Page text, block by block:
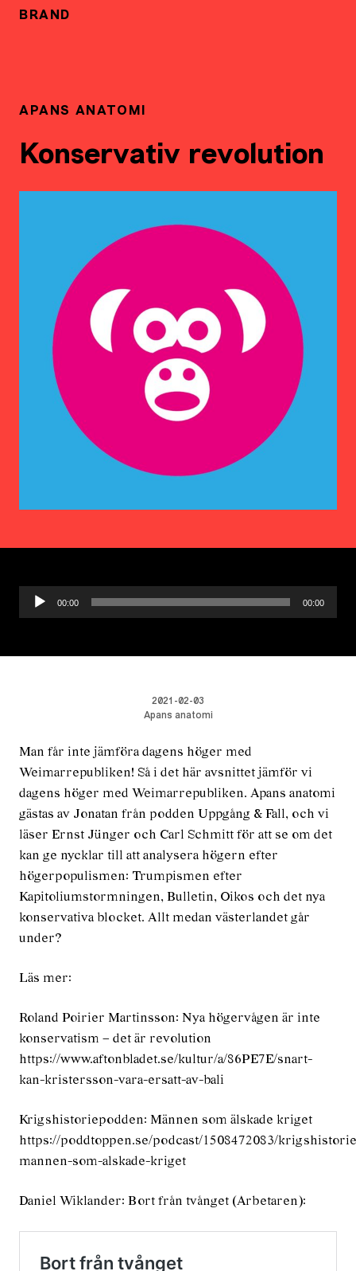
BRAND
APANS ANATOMI
Konservativ revolution
Ljudspelare
00:00 00:00
2021-02-03
Apans anatomi
Man får inte jämföra dagens höger med
Weimarrepubliken! Så i det här avsnittet jämför vi
dagens höger med Weimarrepubliken. Apans anatomi
gästas av Jonatan från podden Uppgång & Fall, och vi
läser Ernst Jünger och Carl Schmitt för att se om det
kan ge nycklar till att analysera högern efter
högerpopulismen: Trumpismen efter
Kapitoliumstormningen, Bulletin, Oikos och det nya
konservativa blocket. Allt medan västerlandet går
under?
Läs mer:
Roland Poirier Martinsson: Nya högervågen är inte
konservatism – det är revolution
https://www.aftonbladet.se/kultur/a/86PE7E/snart-
kan-kristersson-vara-ersatt-av-bali
Krigshistoriepodden: Männen som älskade kriget
https://poddtoppen.se/podcast/1508472083/
mannen-som-alskade-kriget
Daniel Wiklander: Bort från tvånget (Arbetaren):